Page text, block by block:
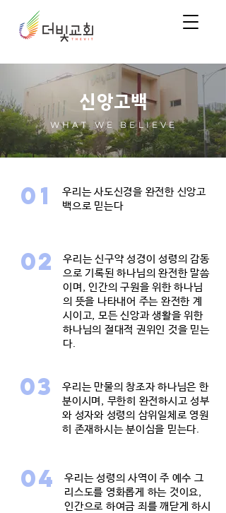
신앙고백
WHAT WE BELIEVE
01
우리는 사도신경을 완전한 신앙고
백으로 믿는다
02
우리는 신구약 성경이 성령의 감동
으로 기록된 하나님의 완전한 말씀
이며, 인간의 구원을 위한 하나님
의 뜻을 나타내어 주는 완전한 계
시이고, 모든 신앙과 생활을 위한
하나님의 절대적 권위인 것을 믿는
다.
03
우리는 만물의 창조자 하나님은 한
분이시며, 무한히 완전하시고 성부
와 성자와 성령의 삼위일체로 영원
히 존재하시는 분이심을 믿는다.
04
우리는 성령의 사역이 주 예수 그
리스도를 영화롭게 하는 것이요,
인간으로 하여금 죄를 깨닫게 하시